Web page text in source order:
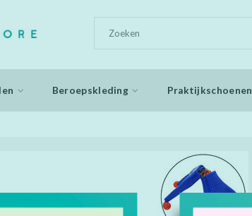
Beroepskleding Praktijkschoenen